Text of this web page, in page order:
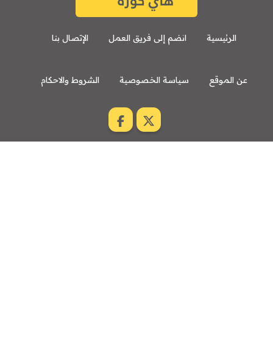
الرئيسية انضم إلى فريق العمل الإتصال بنا
عن الموقع سياسة الخصوصية الشروط والاحكام